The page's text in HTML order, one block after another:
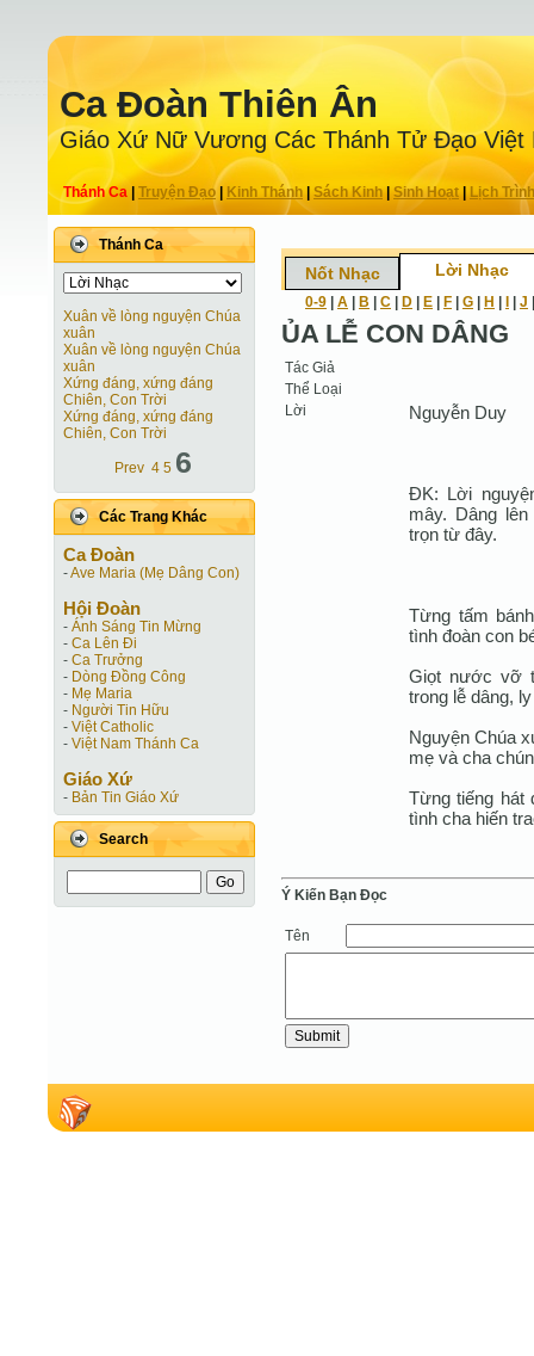
Ca Ðoàn Thiên Ân
Giáo Xứ Nữ Vương Các Thánh Tử Ðạo Việt
Thánh Ca Truyện Ðạo| Kinh Thánh Sách Kinh|Sinh Hoạt| Lịch Trình
Thánh Ca
Xuân về lòng nguyện Chúa
xuân
Xuân về lòng nguyện Chúa
xuân
Xứng đáng, xứng đáng
Chiên, Con Trời
Xứng đáng, xứng đáng
Chiên, Con Trời
Prev 4 5 6
Các Trang Khác
Ca Ðoàn
-Ave Maria (Mẹ Dâng Con)
Hội Ðoàn
- Ánh Sáng Tin Mừng
- Ca Lên Đi
- Ca Trưởng
- Dòng Đồng Công
- Mẹ Maria
- Người Tin Hữu
- Việt Catholic
- Việt Nam Thánh Ca
Giáo Xứ
- Bản Tin Giáo Xứ
Search
Nốt Nhạc Lời Nhạc
0-9 A B C D E F G H J
ỦA LỄ CON DÂNG
Tác Giả
Thể Loại
Lời
Nguyễn Duy
ĐK: Lời
mây. Dâng
trọn từ đây.
Từng tấm
tình đoàn con
Giọt nước vỡ
trong lễ dâng,
Nguyện Chúa
mẹ và cha
Từng tiếng hát
tình cha hiến
Ý Kiến Bạn Ðọc
Tên